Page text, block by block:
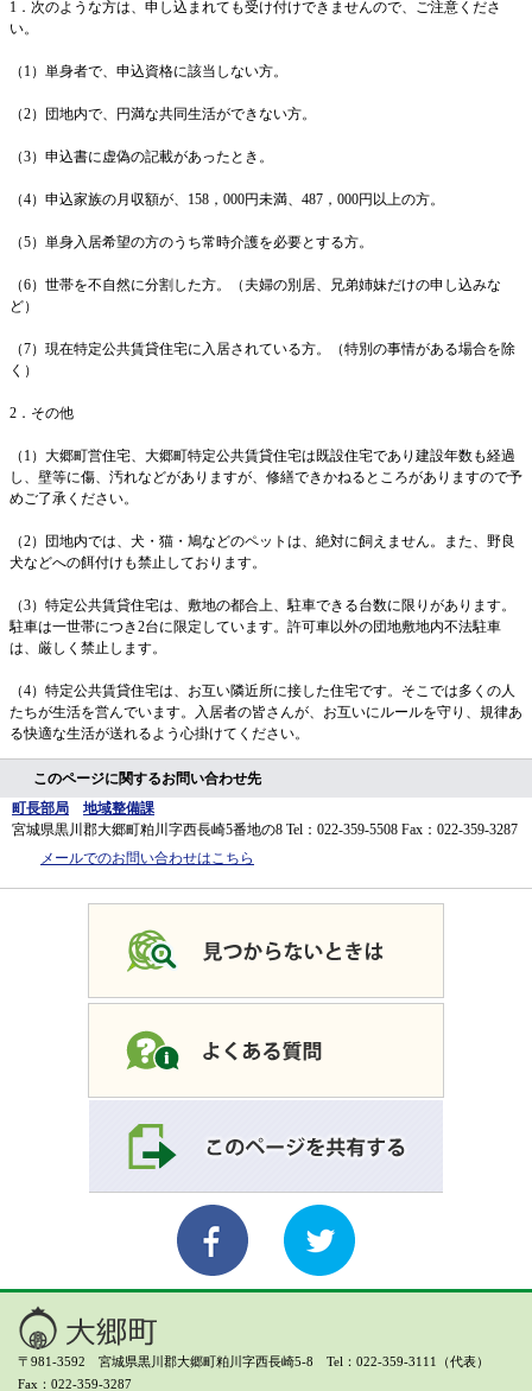
1．次のような方は、申し込まれても受け付けできませんので、ご注意くださ
い。
（1）単身者で、申込資格に該当しない方。
（2）団地内で、円満な共同生活ができない方。
（3）申込書に虚偽の記載があったとき。
（4）申込家族の月収額が、158，000円未満、487，000円以上の方。
（5）単身入居希望の方のうち常時介護を必要とする方。
（6）世帯を不自然に分割した方。（夫婦の別居、兄弟姉妹だけの申し込みな
ど）
（7）現在特定公共賃貸住宅に入居されている方。（特別の事情がある場合を除
く）
2．その他
（1）大郷町営住宅、大郷町特定公共賃貸住宅は既設住宅であり建設年数も経過
し、壁等に傷、汚れなどがありますが、修繕できかねるところがありますので予
めご了承ください。
（2）団地内では、犬・猫・鳩などのペットは、絶対に飼えません。また、野良
犬などへの餌付けも禁止しております。
（3）特定公共賃貸住宅は、敷地の都合上、駐車できる台数に限りがあります。
駐車は一世帯につき2台に限定しています。許可車以外の団地敷地内不法駐車
は、厳しく禁止します。
（4）特定公共賃貸住宅は、お互い隣近所に接した住宅です。そこでは多くの人
たちが生活を営んでいます。入居者の皆さんが、お互いにルールを守り、規律あ
る快適な生活が送れるよう心掛けてください。
このページに関するお問い合わせ先
町長部局
地域整備課
宮城県黒川郡大郷町粕川字西長崎5番地の8 Tel：022-359-5508 Fax：022-359-3287
メールでのお問い合わせはこちら
〒981-3592 宮城県黒川郡大郷町粕川字西長崎5-8 Tel：022-359-3111（代表）
Fax：022-359-3287